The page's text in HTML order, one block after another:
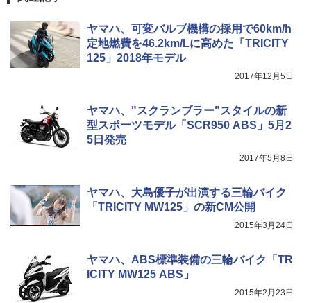
ヤマハ、可変バルブ機構の採用で60km/h
定地燃費を46.2km/Lに高めた「TRICITY
125」2018年モデル
2017年12月5日
ヤマハ、"スクランブラー"スタイルの新
型スポーツモデル「SCR950 ABS」5月2
5日発売
2017年5月8日
ヤマハ、大島優子が出演する三輪バイク
「TRICITY MW125」の新CM公開
2015年3月24日
ヤマハ、ABS標準装備の三輪バイク「TR
ICITY MW125 ABS」
2015年2月23日